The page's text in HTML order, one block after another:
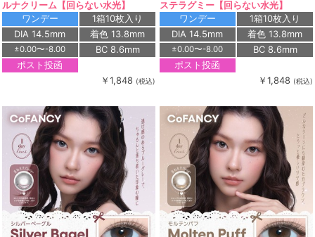
ルナクリーム【回らない水光】
ワンデー
1箱10枚入り
DIA 14.5mm
着色 13.8mm
±0.00〜-8.00
BC 8.6mm
ポスト投函
￥1,848 (税込)
ステラグミー【回らない水光】
ワンデー
1箱10枚入り
DIA 14.5mm
着色 13.8mm
±0.00〜-8.00
BC 8.6mm
ポスト投函
￥1,848 (税込)